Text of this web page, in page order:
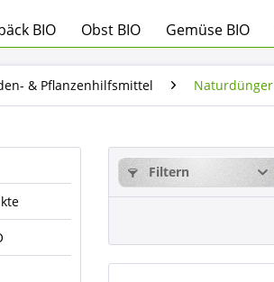
BIO Obst BIO Gemüse BIO
& Pflanzenhilfsmittel Naturdünger
Filtern